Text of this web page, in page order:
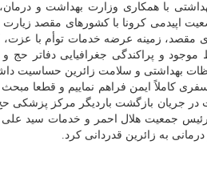
با همکاری وزارت بهداشت و
اپیدمی کرونا با کشورهای مقصد
مقصد، زمینه عرضه خدمات توأم با عزت،
و پراکندگی جغرافیایی دفاتر حج
بهداشتی و سلامت زائرین حساسیت
کاملاً ایمن فراهم نماییم و قطعا
در جریان بازگشت باردیگر مرکز پزشکی
رئیس جمعیت هلال احمر و خدمات سید
به زائرین قدردانی کرد.